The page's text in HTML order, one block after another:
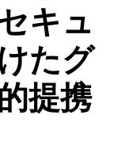
キュ
たグ
提携